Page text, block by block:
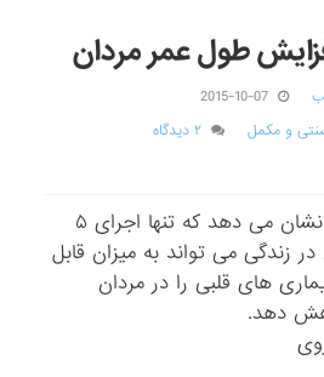
2015-10-07
و مکمل
۲ دیدگاه
تازه ترین پژوهش ها نشان می دهد که تنها اجرای ۵
زندگی می تواند به میزان قابل
های قلبی را در مردان
دهد.